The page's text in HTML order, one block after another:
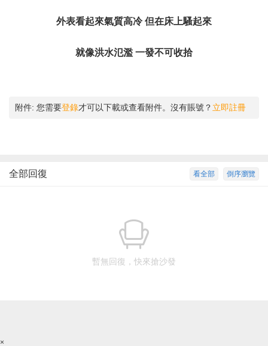
外表看起來氣質高冷 但在床上騷起來
就像洪水氾濫 一發不可收拾
附件: 您需要登錄才可以下載或查看附件。沒有賬號？ 立即註冊
倒序瀏覽
看全部
全部回復
暫無回復，快來搶沙發
×